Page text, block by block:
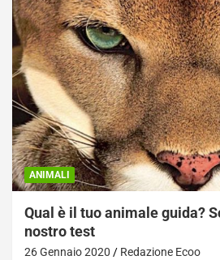
ANIMALI
Qual è il tuo animale guida?
nostro test
26 Gennaio 2020 Redazione Ecoo